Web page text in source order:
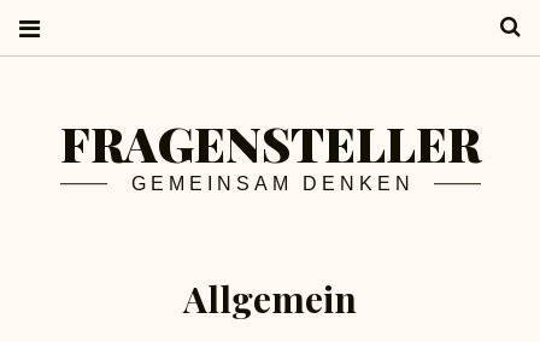
FRAGENSTELLER
GEMEINSAM DENKEN
Allgemein